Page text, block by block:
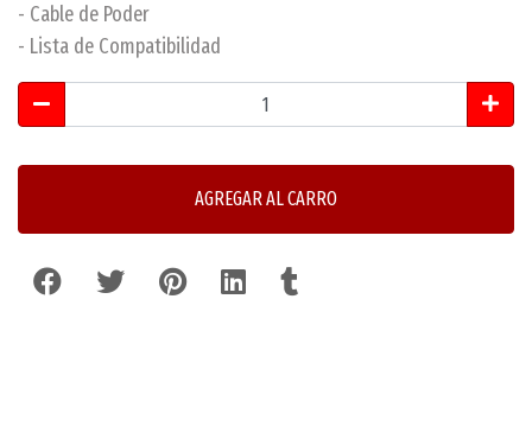
- Cable de Poder
- Lista de Compatibilidad
AGREGAR AL CARRO